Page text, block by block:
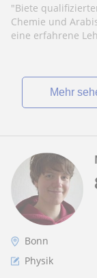
"Biete
Chemie und
eine erfahrene
Mehr
Bonn
Physik